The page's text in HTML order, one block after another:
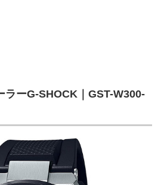
ラーG-SHOCK｜GST-W300-